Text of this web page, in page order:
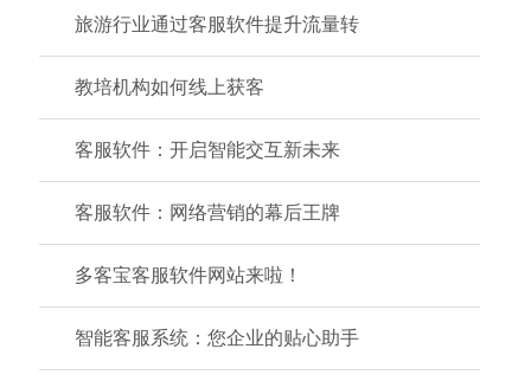
旅游行业通过客服软件提升流量转
教培机构如何线上获客
客服软件：开启智能交互新未来
客服软件：网络营销的幕后王牌
多客宝客服软件网站来啦！
智能客服系统：您企业的贴心助手